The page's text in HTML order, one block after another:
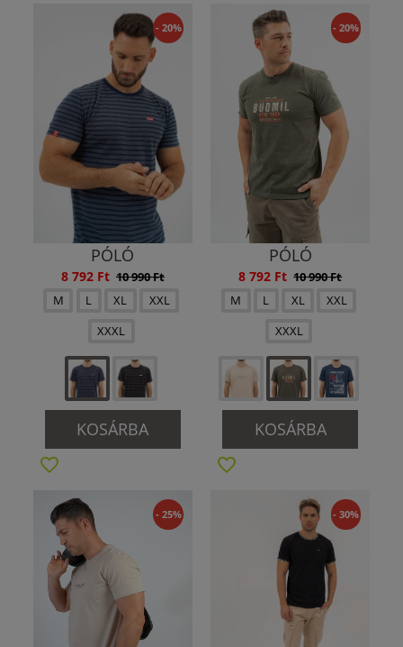
- 20%
PÓLÓ
8 792 Ft 10 990 Ft
M
L XL
XXL
XXXL
KOSÁRBA
- 20%
PÓLÓ
8 792 Ft 10 990 Ft
M
L XL
XXL
XXXL
KOSÁRBA
- 25% - 30%